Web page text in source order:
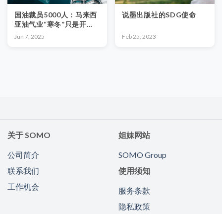
国油裁员5000⼈：⻢来⻄
亚油⽓业“寒冬”只是开
始？
Jun 7, 2025
说墨出版社的SDG使命
Feb 25, 2023
关于 SOMO
公司简介
联系我们
工作机会
姐妹网站
SOMO Group
使用须知
服务条款
隐私政策